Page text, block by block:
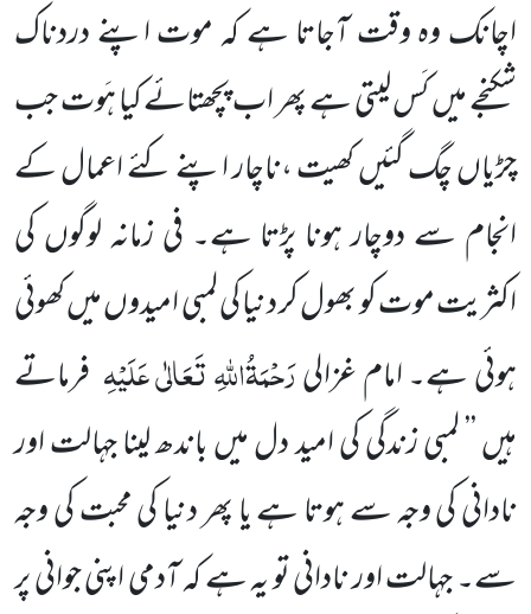
اچانک وہ وقت آجاتا ہے کہ موت اپنے دردناک
شکنجے میں کَس لیتی ہے پھر اب پچھتائے کیا ہَوت جب
چڑیاں چگ گئیں کھیت ،ناچار اپنے کئے اعمال کے
انجام سے دوچار ہونا پڑتا ہے۔ فی زمانہ لوگوں کی
اکثریت موت کو بھول کر دنیا کی لمبی امیدوں میں کھوئی
ہوئی ہے۔ امام غزالیرَحْمَۃُاللہِ تَعَالٰی عَلَیْہِ فرماتے
ہیں ’’ لمبی زندگی کی امید دل میں باندھ لینا جہالت اور
نادانی کی وجہ سے ہوتا ہے یا پھر دنیا کی محبت کی وجہ
سے۔ جہالت اور نادانی تو یہ ہے کہ آدمی اپنی جوانی پر